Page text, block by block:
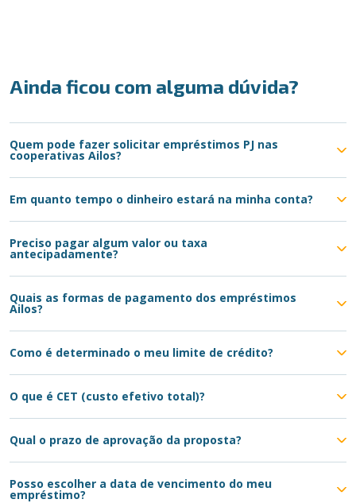
Ainda ficou com alguma dúvida?
Quem pode fazer solicitar empréstimos PJ nas
cooperativas Ailos?
Em quanto tempo o dinheiro estará na minha conta?
Preciso pagar algum valor ou taxa
antecipadamente?
Quais as formas de pagamento dos empréstimos
Ailos?
Como é determinado o meu limite de crédito?
O que é CET (custo efetivo total)?
Qual o prazo de aprovação da proposta?
Posso escolher a data de vencimento do meu
empréstimo?